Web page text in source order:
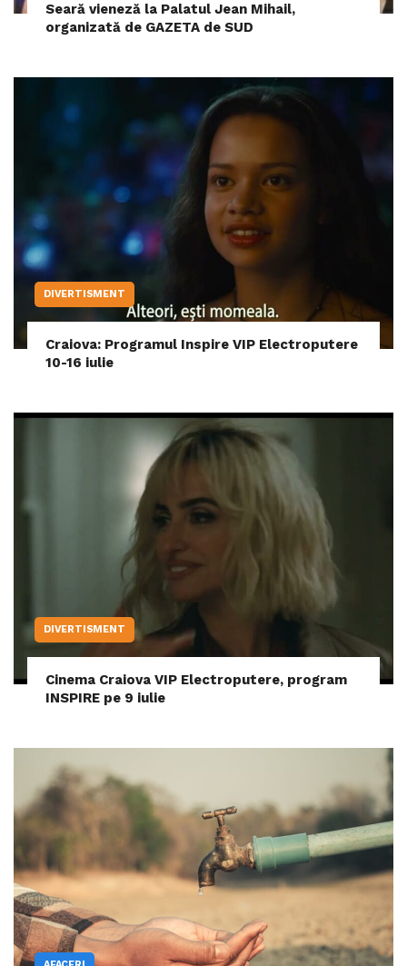
Seară vieneză la Palatul Jean Mihail,
organizată de GAZETA de SUD
DIVERTISMENT
Craiova: Programul Inspire VIP Electroputere
10-16 iulie
DIVERTISMENT
Cinema Craiova VIP Electroputere, program
INSPIRE pe 9 iulie